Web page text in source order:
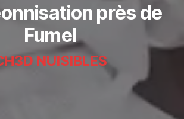
près de
Fumel
NUISIBLES